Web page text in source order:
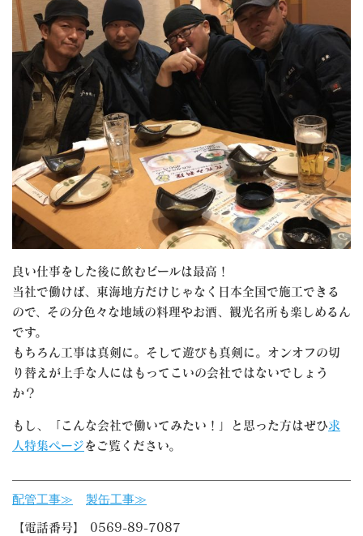
良い仕事をした後に飲むビールは最高！
当社で働けば、東海地方だけじゃなく日本全国で施工できる
ので、その分色々な地域の料理やお酒、観光名所も楽しめるん
です。
もちろん工事は真剣に。そして遊びも真剣に。オンオフの切
り替えが上手な人にはもってこいの会社ではないでしょう
か？
もし、「こんな会社で働いてみたい！」と思った方はぜひ求
人特集ページをご覧ください。
配管工事≫ 製缶工事≫
【電話番号】 0569-89-7087